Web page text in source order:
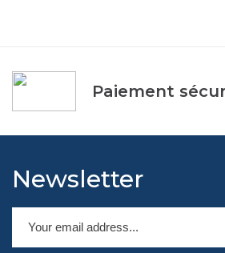
Paiement
Newsletter